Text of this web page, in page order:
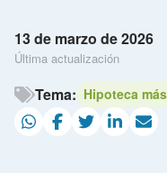
13 de marzo de 2026
Última actualización
Tema: Hipoteca